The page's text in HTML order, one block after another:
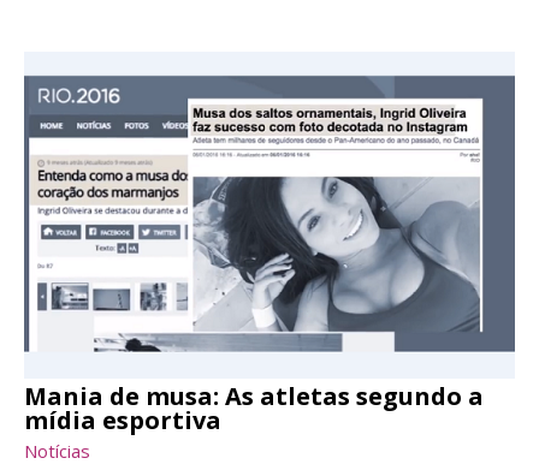
Mania de musa: As atletas segundo a
mídia esportiva
Notícias